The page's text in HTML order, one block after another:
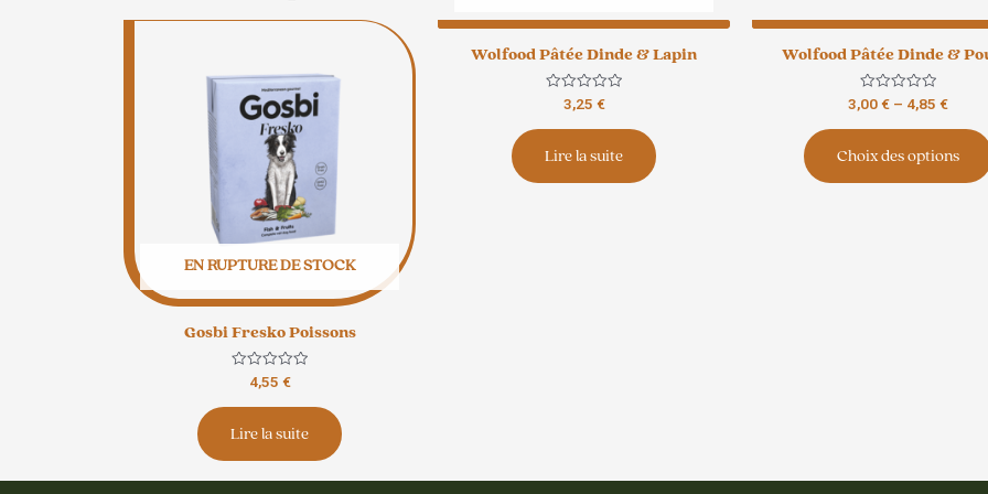
EN RUPTURE DE STOCK
Gosbi Fresko Poissons
Note
sur
4,55 €
Lire la suite
Wolfood Pâtée Dinde & Lapin
Note
sur
3,25 €
Lire la suite
Wolfood Pâtée Dinde &
Note
0
sur
3,00€ – 4,85 €
Choix des options